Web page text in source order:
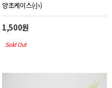
양초케이스(小)
1,500원
Sold Out